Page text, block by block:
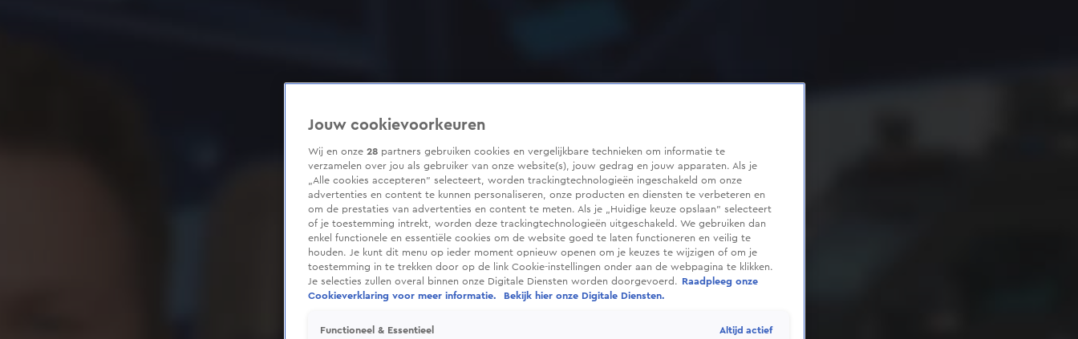
Jouw cookievoorkeuren
Wij en onze 28 partners gebruiken cookies en vergelijkbare technieken om informatie te
verzamelen over jou als gebruiker van onze website(s), jouw gedrag en jouw apparaten. Als je
„Alle cookies accepteren” selecteert, worden trackingtechnologieën ingeschakeld om onze
advertenties en content te kunnen personaliseren, onze producten en diensten te verbeteren en
om de prestaties van advertenties en content te meten. Als je „Huidige keuze opslaan” selecteert
of je toestemming intrekt, worden deze trackingtechnologieën uitgeschakeld. We gebruiken dan
enkel functionele en essentiële cookies om de website goed te laten functioneren en veilig te
houden. Je kunt dit menu op ieder moment opnieuw openen om je keuzes te wijzigen of om je
toestemming in te trekken door op de link Cookie-instellingen onder aan de webpagina te klikken.
Je selecties zullen overal binnen onze Digitale Diensten worden doorgevoerd.
Raadpleeg onze
Cookieverklaring voor meer informatie.
Bekijk hier onze Digitale Diensten.
Functioneel & Essentieel Altijd actief